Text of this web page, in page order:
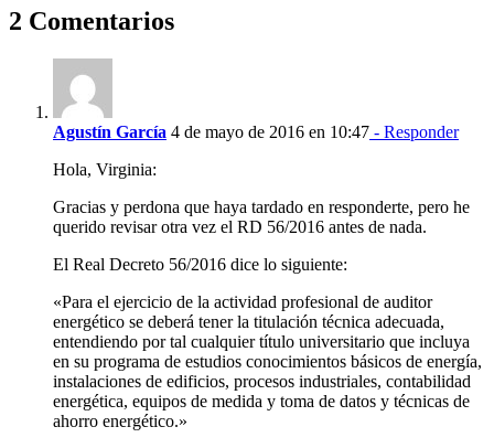
2 Comentarios
Agustín García 4 de mayo de 2016 en 10:47 - Responder
Hola, Virginia:
Gracias y perdona que haya tardado en responderte, pero he
querido revisar otra vez el RD 56/2016 antes de nada.
El Real Decreto 56/2016 dice lo siguiente:
«Para el ejercicio de la actividad profesional de auditor
energético se deberá tener la titulación técnica adecuada,
entendiendo por tal cualquier título universitario que incluya
en su programa de estudios conocimientos básicos de energía,
instalaciones de edificios, procesos industriales, contabilidad
energética, equipos de medida y toma de datos y técnicas de
ahorro energético.»